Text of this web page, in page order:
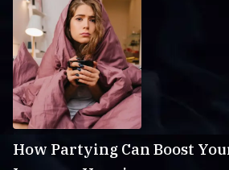
How Partying Can Boost